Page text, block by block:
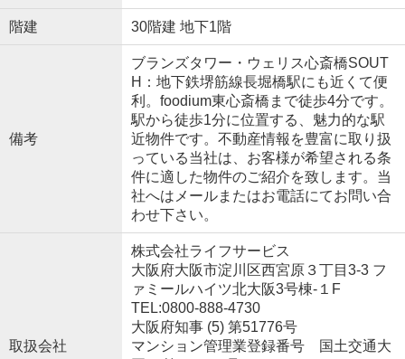
階建 30階建 地下1階
備考
ブランズタワー・ウェリス心斎橋SOUT
H：地下鉄堺筋線長堀橋駅にも近くて便
利。foodium東心斎橋まで徒歩4分です。
駅から徒歩1分に位置する、魅力的な駅
近物件です。不動産情報を豊富に取り扱
っている当社は、お客様が希望される条
件に適した物件のご紹介を致します。当
社へはメールまたはお電話にてお問い合
わせ下さい。
取扱会社
株式会社ライフサービス
大阪府大阪市淀川区西宮原３丁目3-3 フ
ァミールハイツ北大阪3号棟-１F
TEL:0800-888-4730
大阪府知事 (5) 第51776号
マンション管理業登録番号 国土交通大